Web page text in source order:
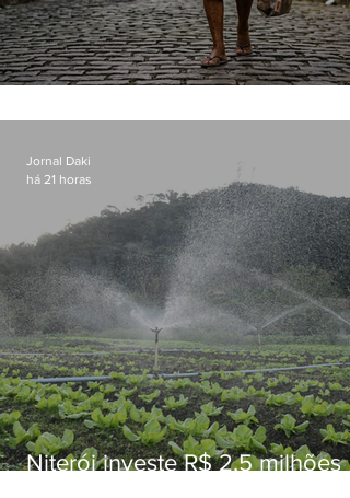
Niterói investe R$ 2,5 milhões
Jornal Daki
há 21 horas